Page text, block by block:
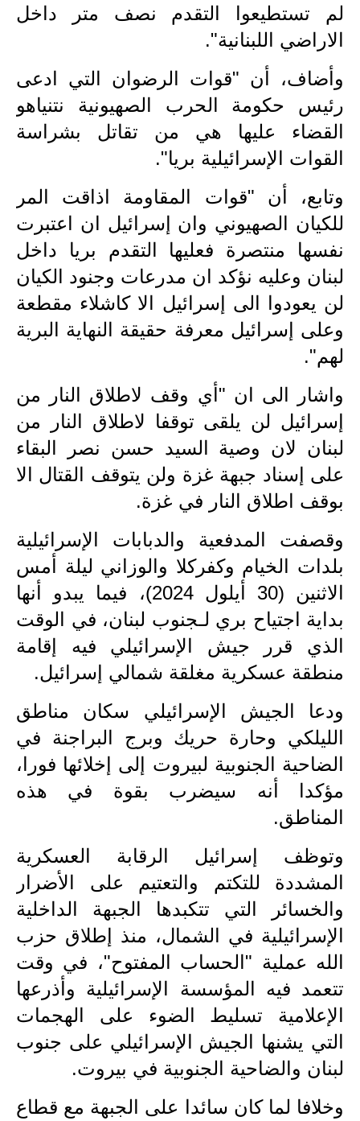
المرحلة المتوسطة
المرحلة الاعدادية
مرشحات
المرحلة الابتدائية
المرحلة المتوسطة
المرحلة الاعدادية
كتب مدرسية
المرحلة الابتدائية
المرحلة الاعدادية
ملازم دراسية
المرحلة الابتدائية
المرحلة الاعدادية
دروس
المرحلة الابتدائية
المرحلة المتوسطة
المرحلة الاعدادية
مواضيع انشاء
المرحلة الابتدائية
المرحلة الاعدادية
الجامعات
اخبار وقرارات وزارة التعليم
العالي
استمارة القبول المركزي
نتائج القبول المركزي
الطقس
العطل
لم تستطيعوا التقدم نصف متر داخل
الاراضي اللبنانية".
وأضاف، أن "قوات الرضوان التي ادعى
رئيس حكومة الحرب الصهيونية نتنياهو
القضاء عليها هي من تقاتل بشراسة
القوات الإسرائيلية بريا".
وتابع، أن "قوات المقاومة اذاقت المر
للكيان الصهيوني وان إسرائيل ان اعتبرت
نفسها منتصرة فعليها التقدم بريا داخل
لبنان وعليه نؤكد ان مدرعات وجنود الكيان
لن يعودوا الى إسرائيل الا كاشلاء مقطعة
وعلى إسرائيل معرفة حقيقة النهاية البرية
لهم".
واشار الى ان "أي وقف لاطلاق النار من
إسرائيل لن يلقى توقفا لاطلاق النار من
لبنان لان وصية السيد حسن نصر البقاء
على إسناد جبهة غزة ولن يتوقف القتال الا
بوقف اطلاق النار في غزة.
وقصفت المدفعية والدبابات الإسرائيلية
بلدات الخيام وكفركلا والوزاني ليلة أمس
الاثنين (30 أيلول 2024)، فيما يبدو أنها
بداية اجتياح بري لـجنوب لبنان، في الوقت
الذي قرر جيش الإسرائيلي فيه إقامة
منطقة عسكرية مغلقة شمالي إسرائيل.
ودعا الجيش الإسرائيلي سكان مناطق
الليلكي وحارة حريك وبرج البراجنة في
الضاحية الجنوبية لبيروت إلى إخلائها فورا،
مؤكدا أنه سيضرب بقوة في هذه
المناطق.
وتوظف إسرائيل الرقابة العسكرية
المشددة للتكتم والتعتيم على الأضرار
والخسائر التي تتكبدها الجبهة الداخلية
الإسرائيلية في الشمال، منذ إطلاق حزب
الله عملية "الحساب المفتوح"، في وقت
تتعمد فيه المؤسسة الإسرائيلية وأذرعها
الإعلامية تسليط الضوء على الهجمات
التي يشنها الجيش الإسرائيلي على جنوب
لبنان والضاحية الجنوبية في بيروت.
وخلافا لما كان سائدا على الجبهة مع قطاع